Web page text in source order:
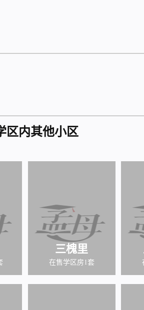
区内其他小区
三槐里
在售学区房1套